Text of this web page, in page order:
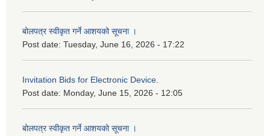
बोलपत्र स्वीकृत गर्ने आशयको सूचना ।
Post date: Tuesday, June 16, 2026 - 17:22
Invitation Bids for Electronic Device.
Post date: Monday, June 15, 2026 - 12:05
बोलपत्र स्वीकृत गर्ने आशयको सूचना ।